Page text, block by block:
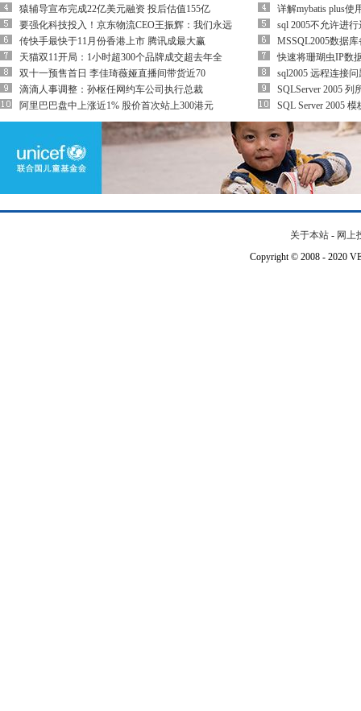
猿辅导宣布完成22亿美元融资 投后估值155亿
要强化科技投入！京东物流CEO王振辉：我们永远
传快手最快于11月份香港上市 腾讯成最大赢
天猫双11开局：1小时超300个品牌成交超去年全
双十一预售首日 李佳琦薇娅直播间带货近70
滴滴人事调整：孙枢任网约车公司执行总裁
阿里巴巴盘中上涨近1% 股价首次站上300港元
详解mybatis plus使
sql 2005不允许进
MSSQL2005数据
快速将珊瑚虫IP数
sql2005 远程连接
SQLServer 2005
SQL Server 2005
关于本站 - 网上
Copyright © 2008 - 2020